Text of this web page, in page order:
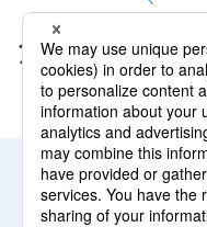
食洗機でゆ